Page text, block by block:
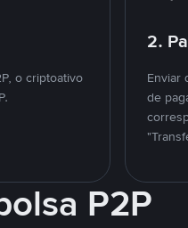
o criptoativo
2.
Enviar
de
P2P